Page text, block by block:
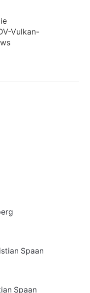
Vulkan-
Spaan
Spaan